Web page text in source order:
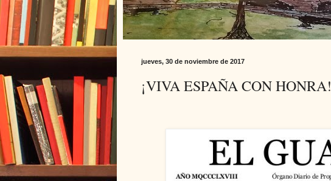
jueves, 30 de noviembre de 2017
¡VIVA ESPAÑA CON HONRA!